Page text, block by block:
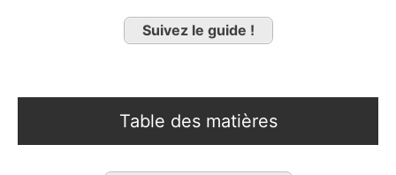
Suivez le guide !
Table des matières